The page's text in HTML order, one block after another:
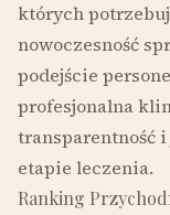
których
nowoczesność
podejście
profesjonalna
transparentność
etapie leczenia.
Ranking